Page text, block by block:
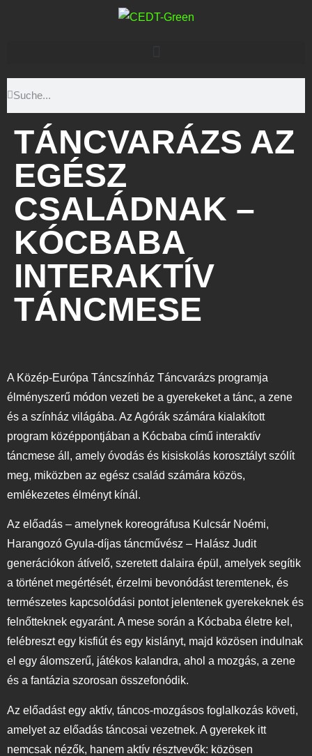
TÁNCVARÁZS AZ
EGÉSZ
CSALÁDNAK –
KÓCBABA
INTERAKTÍV
TÁNCMESE
A Közép-Európa Táncszínház Táncvarázs programja
élményszerű módon vezeti be a gyerekeket a tánc, a zene
és a színház világába. Az Agórák számára kialakított
program középpontjában a Kócbaba című interaktív
táncmese áll, amely óvodás és kisiskolás korosztályt szólít
meg, miközben az egész család számára közös,
emlékezetes élményt kínál.
Az előadás – amelynek koreográfusa Kulcsár Noémi,
Harangozó Gyula-díjas táncművész – Halász Judit
generációkon átívelő, szeretett dalaira épül, amelyek segítik
a történet megértését, érzelmi bevonódást teremtenek, és
természetes kapcsolódási pontot jelentenek gyerekeknek és
felnőtteknek egyaránt. A mese során a Kócbaba életre kel,
felébreszt egy kisfiút és egy kislányt, majd közösen indulnak
el egy álomszerű, játékos kalandra, ahol a mozgás, a zene
és a fantázia szorosan összefonódik.
Az előadást egy aktív, táncos-mozgásos foglalkozás követi,
amelyet az előadás táncosai vezetnek. A gyerekek itt
nemcsak nézők, hanem aktív résztvevők: közösen